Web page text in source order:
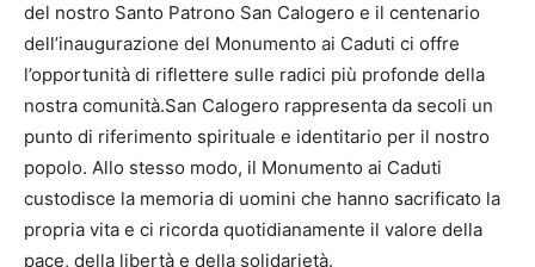
del nostro Santo Patrono San Calogero e il centenario
dell’inaugurazione del Monumento ai Caduti ci offre
l’opportunità di riflettere sulle radici più profonde della
nostra comunità.San Calogero rappresenta da secoli un
punto di riferimento spirituale e identitario per il nostro
popolo. Allo stesso modo, il Monumento ai Caduti
custodisce la memoria di uomini che hanno sacrificato la
propria vita e ci ricorda quotidianamente il valore della
pace, della libertà e della solidarietà.